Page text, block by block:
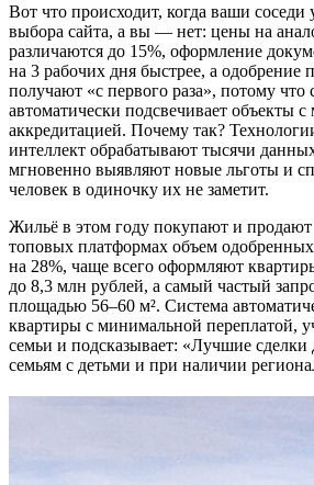
Вот что происходит, когда ваши соседи
выбора сайта, а вы — нет: цены на
различаются до 15%, оформление
на 3 рабочих дня быстрее, а одобрение
получают «с первого раза», потому что
автоматически подсвечивает объекты
аккредитацией. Почему так?
интеллект обрабатывают тысячи
мгновенно выявляют новые льготы и
человек в одиночку их не заметит.
Жильё в этом году покупают и продают
топовых платформах объем одобренных
на 28%, чаще всего оформляют
до 8,3 млн рублей, а самый частый
площадью 56–60 м². Система
квартиры с минимальной переплатой,
семьи и подсказывает: «Лучшие сделки
семьям с детьми и при наличии